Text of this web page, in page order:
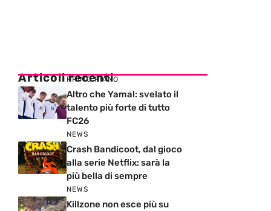
Articoli recenti
PRIMO PIANO
Altro che Yamal: svelato il
talento più forte di tutto
FC26
NEWS
Crash Bandicoot, dal gioco
alla serie Netflix: sarà la
più bella di sempre
NEWS
Killzone non esce più su